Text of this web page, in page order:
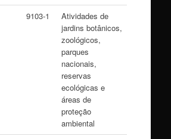
9103-1
Atividades de
jardins botânicos,
zoológicos,
parques
nacionais,
reservas
ecológicas e
áreas de
proteção
ambiental